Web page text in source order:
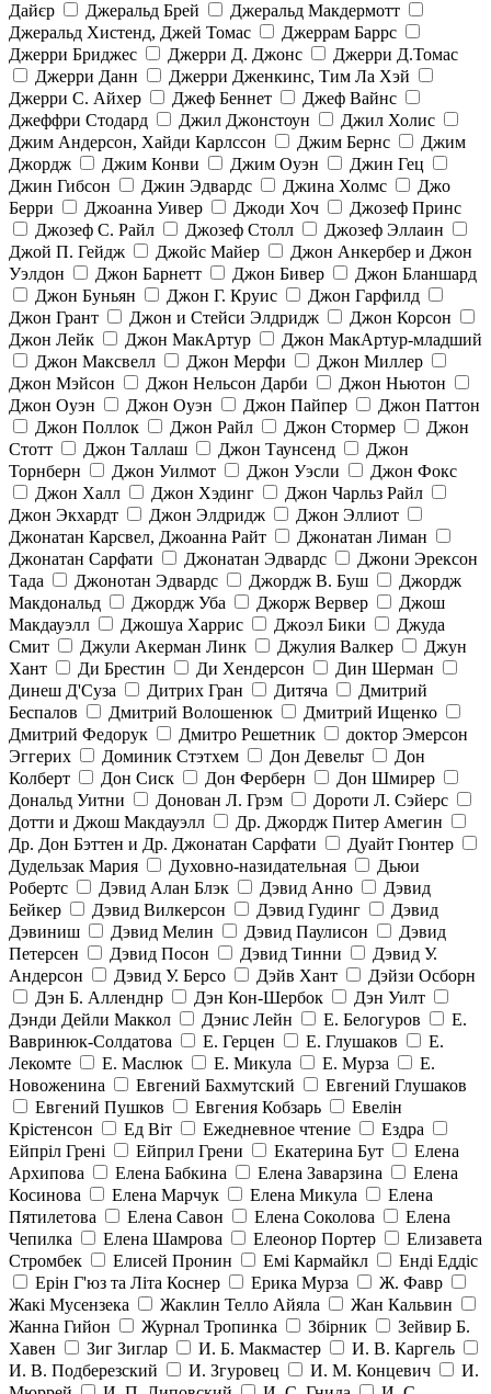
Дайєр
Джеральд Брей
Джеральд Макдермотт
Джеральд Хистенд, Джей Томас
Джеррам Баррс
Джерри Бриджес
Джерри Д. Джонс
Джерри Д.Томас
Джерри Данн
Джерри Дженкинс, Тим Ла Хэй
Джерри С. Айхер
Джеф Беннет
Джеф Вайнс
Джеффри Стодард
Джил Джонстоун
Джил Холис
Джим Андерсон, Хайди Карлссон
Джим Бернс
Джим
Джордж
Джим Конви Джим Оуэн
Джин Гец
Джин Гибсон
Джин Эдвардс Джина Холмс
Джо
Берри
Джоанна Уивер Джоди Хоч
Джозеф Принс
Джозеф С. Райл
Джозеф Столл
Джозеф Эллаин
Джой П. Гейдж
Джойс Майер
Джон Анкербер и Джон
Уэлдон
Джон Барнетт Джон Бивер
Джон Бланшард
Джон Буньян
Джон Г. Круис
Джон Гарфилд
Джон Грант
Джон и Стейси Элдридж
Джон Корсон
Джон Лейк
Джон МакАртур
Джон МакАртур-младший
Джон Максвелл
Джон Мерфи
Джон Миллер
Джон Мэйсон
Джон Нельсон Дарби
Джон Ньютон
Джон Оуэн
Джон Оуэн Джон Пайпер
Джон Паттон
Джон Поллок
Джон Райл Джон Стормер
Джон
Стотт
Джон Таллаш Джон Таунсенд
Джон
Торнберн
Джон Уилмот Джон Уэсли
Джон Фокс
Джон Халл
Джон Хэдинг
Джон Чарльз Райл
Джон Экхардт
Джон Элдридж
Джон Эллиот
Джонатан Карсвел, Джоанна Райт
Джонатан Лиман
Джонатан Сарфати
Джонатан Эдвардс
Джони Эрексон
Тада
Джонотан Эдвардс Джордж В. Буш
Джордж
Макдональд
Джордж Уба Джорж Вервер
Джош
Макдауэлл
Джошуа Харрис Джоэл Бики
Джуда
Смит
Джули Акерман Линк Джулия Валкер
Джун
Хант
Ди Брестин Ди Хендерсон
Дин Шерман
Динеш Д'Суза
Дитрих Гран Дитяча
Дмитрий
Беспалов
Дмитрий Волошенюк
Дмитрий Ищенко
Дмитрий Федорук
Дмитро Решетник
доктор Эмерсон
Эггерих
Доминик Стэтхем Дон Девельт
Дон
Колберт
Дон Сиск Дон Ферберн
Дон Шмирер
Дональд Уитни
Донован Л. Грэм
Дороти Л. Сэйерс
Дотти и Джош Макдауэлл
Др. Джордж Питер Амегин
Др. Дон Бэттен и Др. Джонатан Сарфати
Дуайт Гюнтер
Дудельзак Мария
Духовно-назидательная
Дьюи
Робертс
Дэвид Алан Блэк Дэвид Анно
Дэвид
Бейкер
Дэвид Вилкерсон Дэвид Гудинг
Дэвид
Дэвиниш
Дэвид Мелин Дэвид Паулисон
Дэвид
Петерсен
Дэвид Посон Дэвид Тинни
Дэвид У.
Андерсон
Дэвид У. Берсо Дэйв Хант
Дэйзи Осборн
Дэн Б. Алленднр
Дэн Кон-Шербок
Дэн Уилт
Дэнди Дейли Маккол
Дэнис Лейн Е. Белогуров
Е.
Вавринюк-Солдатова
Е. Герцен Е. Глушаков
Е.
Лекомте
Е. Маслюк Е. Микула Е. Мурза
Е.
Новоженина
Евгений Бахмутский
Евгений Глушаков
Евгений Пушков
Евгения Кобзарь
Евелін
Крістенсон
Ед Віт Ежедневное чтение
Ездра
Ейпріл Грені
Ейприл Грени Екатерина Бут
Елена
Архипова
Елена Бабкина Елена Заварзина
Елена
Косинова
Елена Марчук Елена Микула
Елена
Пятилетова
Елена Савон Елена Соколова
Елена
Чепилка
Елена Шамрова Елеонор Портер
Елизавета
Стромбек
Елисей Пронин Емі Кармайкл
Ендi Еддiс
Ерін Г'юз та Літа Коснер
Ерика Мурза
Ж. Фавр
Жакі Мусензека
Жаклин Телло Айяла
Жан Кальвин
Жанна Гийон
Журнал Тропинка Збірник
Зейвир Б.
Хавен
Зиг Зиглар И. Б. Макмастер
И. В. Каргель
И. В. Подберезский
И. Згуровец И. М. Концевич
И.